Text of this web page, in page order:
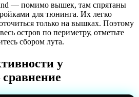
— помимо вышек, там спрятаны
для тюнинга. Их легко
только на вышках. Поэтому
остров по периметру, отметьте
сбором лута.
у